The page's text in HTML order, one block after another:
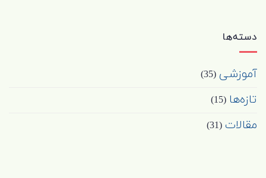
دسته‌ها
آموزشی (35)
تازه‌ها (15)
مقالات (31)